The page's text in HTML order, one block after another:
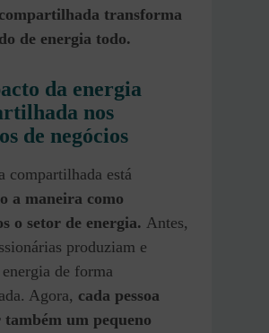
transforma
de energia todo.
da energia
nos
de negócios
compartilhada está
a maneira como
o setor de energia. Antes,
produziam e
de forma
Agora, cada pessoa
também um pequeno